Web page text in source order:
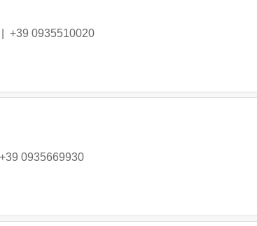
+39 0935510020
+39 0935669930